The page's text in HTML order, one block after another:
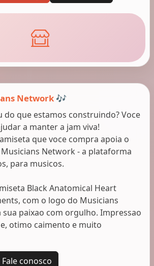
Network 🎶
do que estamos construindo? Voce
a manter a jam viva!
que voce compra apoia o
Network - a plataforma
para musicos.
Black Anatomical Heart
com o logo do Musicians
sua paixao com orgulho. Impressao
otimo caimento e muito
Fale conosco